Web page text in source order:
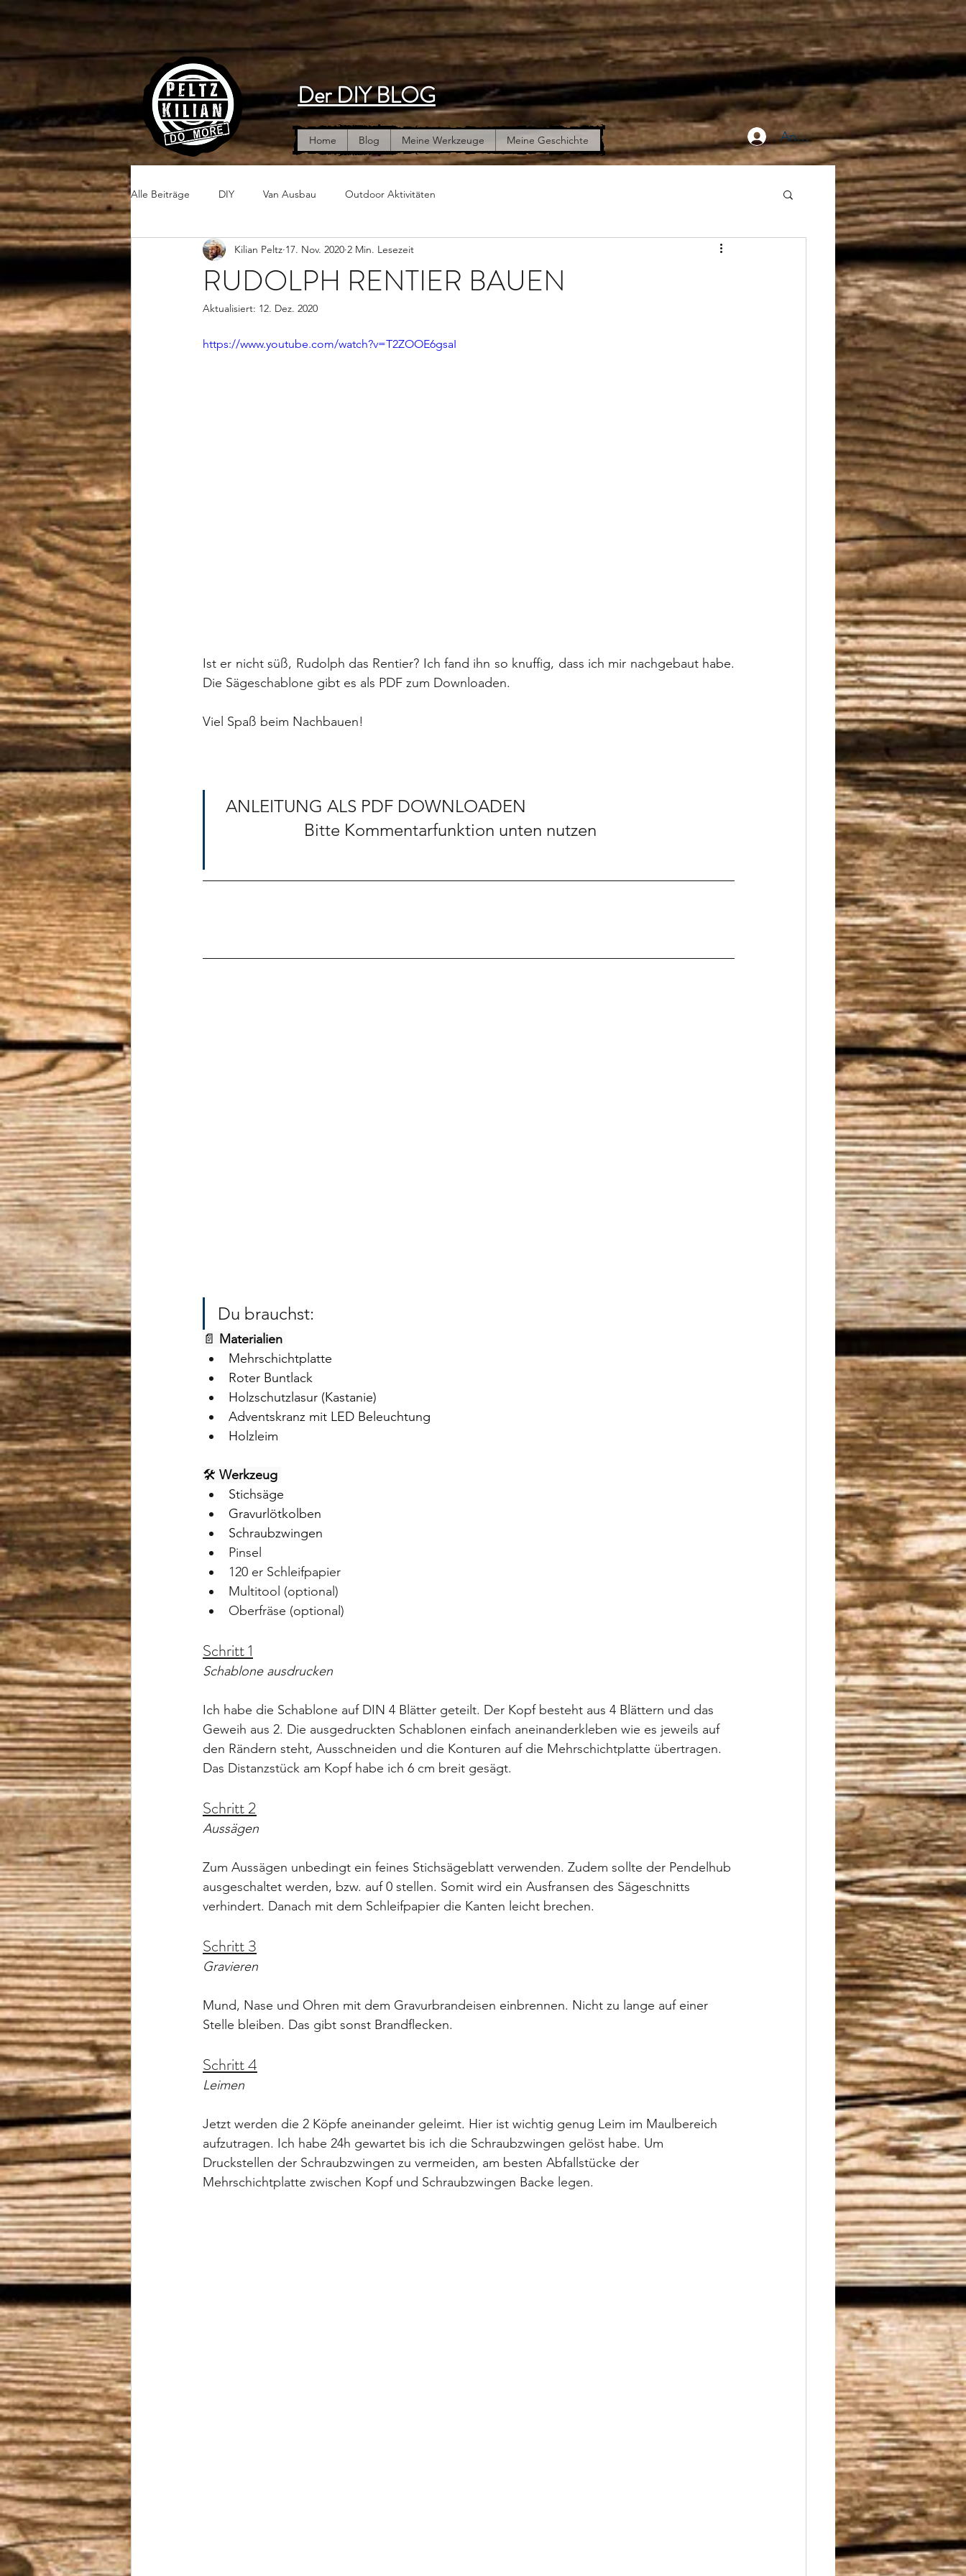
Der DIY BLOG
Home Blog Meine Werkzeuge Meine Geschichte Anmelden
Alle Beiträge DIY Van Ausbau Outdoor Aktivitäten
RUDOLPH RENTIER BAUEN
Kilian Peltz 17. Nov. 2020 2 Min. Lesezeit
Aktualisiert: 12. Dez. 2020
https://www.youtube.com/watch?v=T2ZOOE6gsaI
Ist er nicht süß, Rudolph das Rentier? Ich fand ihn so knuffig, dass ich mir nachgebaut habe.
Die Sägeschablone gibt es als PDF zum Downloaden.
Viel Spaß beim Nachbauen!
ANLEITUNG ALS PDF DOWNLOADEN
Du brauchst:
📄 Materialien
Mehrschichtplatte
Roter Buntlack
Holzschutzlasur (Kastanie)
Adventskranz mit LED Beleuchtung
Holzleim
🛠 Werkzeug
Stichsäge
Gravurlötkolben
Schraubzwingen
Pinsel
120 er Schleifpapier
Multitool (optional)
Oberfräse (optional)
Schritt 1
Schablone ausdrucken
Ich habe die Schablone auf DIN 4 Blätter geteilt. Der Kopf besteht aus 4 Blättern und das
Geweih aus 2. Die ausgedruckten Schablonen einfach aneinanderkleben wie es jeweils auf
den Rändern steht, Ausschneiden und die Konturen auf die Mehrschichtplatte übertragen.
Das Distanzstück am Kopf habe ich 6 cm breit gesägt.
Schritt 2
Aussägen
Zum Aussägen unbedingt ein feines Stichsägeblatt verwenden. Zudem sollte der Pendelhub
ausgeschaltet werden, bzw. auf 0 stellen. Somit wird ein Ausfransen des Sägeschnitts
verhindert. Danach mit dem Schleifpapier die Kanten leicht brechen.
Schritt 3
Gravieren
Mund, Nase und Ohren mit dem Gravurbrandeisen einbrennen. Nicht zu lange auf einer
Stelle bleiben. Das gibt sonst Brandflecken.
Schritt 4
Leimen
Jetzt werden die 2 Köpfe aneinander geleimt. Hier ist wichtig genug Leim im Maulbereich
aufzutragen. Ich habe 24h gewartet bis ich die Schraubzwingen gelöst habe. Um
Druckstellen der Schraubzwingen zu vermeiden, am besten Abfallstücke der
Mehrschichtplatte zwischen Kopf und Schraubzwingen Backe legen.